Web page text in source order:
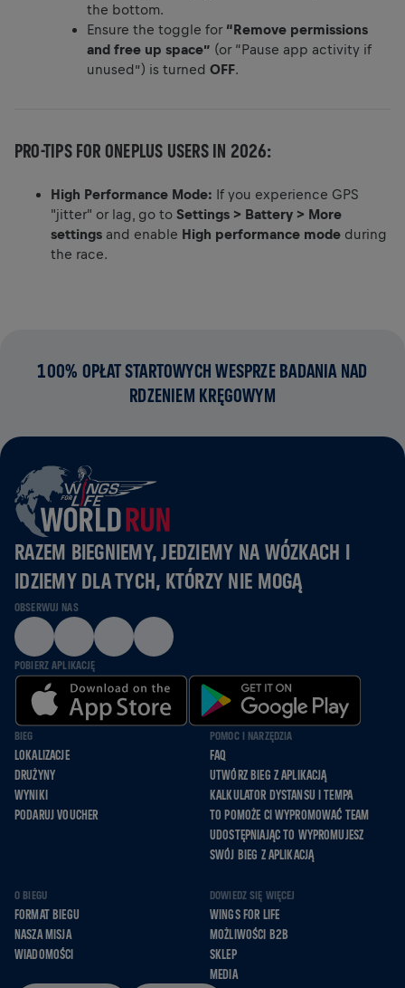
the bottom.
Ensure the toggle for “Remove permissions
and free up space” (or “Pause app activity if
unused”) is turned OFF.
PRO-TIPS FOR ONEPLUS USERS IN 2026:
High Performance Mode: If you experience GPS
"jitter" or lag, go to Settings > Battery > More
settings and enable High performance mode during
the race.
100% OPŁAT STARTOWYCH WESPRZE BADANIA NAD
RDZENIEM KRĘGOWYM
RAZEM BIEGNIEMY, JEDZIEMY NA WÓZKACH I
IDZIEMY DLA TYCH, KTÓRZY NIE MOGĄ
OBSERWUJ NAS
POBIERZ APLIKACJĘ
BIEG
LOKALIZACJE
DRUŻYNY
WYNIKI
PODARUJ VOUCHER
POMOC I NARZĘDZIA
FAQ
UTWÓRZ BIEG Z APLIKACJĄ
KALKULATOR DYSTANSU I TEMPA
TO POMOŻE CI WYPROMOWAĆ TEAM
UDOSTĘPNIAJĄC TO WYPROMUJESZ
SWÓJ BIEG Z APLIKACJĄ
O BIEGU
FORMAT BIEGU
NASZA MISJA
WIADOMOŚCI
DOWIEDZ SIĘ WIĘCEJ
WINGS FOR LIFE
MOŻLIWOŚCI B2B
SKLEP
MEDIA